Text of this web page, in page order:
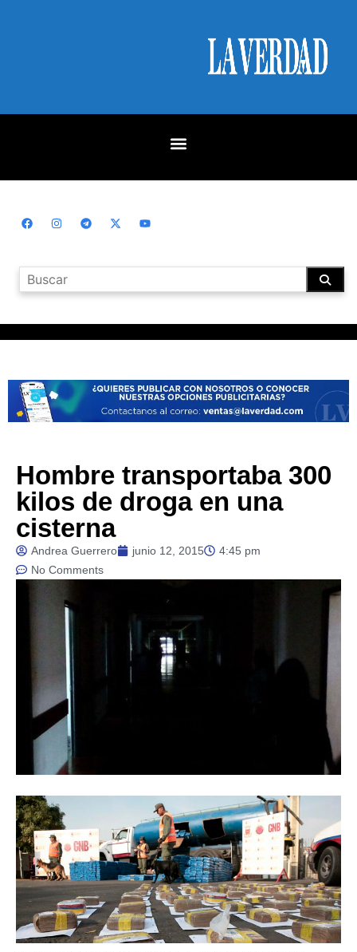
Hombre transportaba 300
kilos de droga en una
cisterna
Andrea Guerrero junio 12, 2015
4:45 pm
No Comments